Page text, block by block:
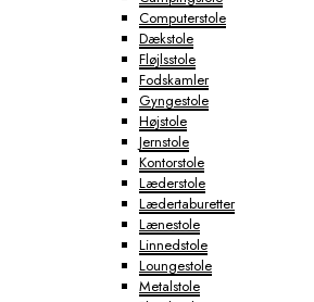
Computerstole
Dækstole
Fløjlsstole
Fodskamler
Gyngestole
Højstole
Jernstole
Kontorstole
Læderstole
Lædertaburetter
Lænestole
Linnedstole
Loungestole
Metalstole